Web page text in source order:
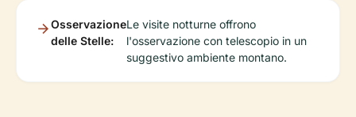
Osservazione
delle Stelle:
Le visite notturne offrono
l'osservazione con telescopio in un
suggestivo ambiente montano.